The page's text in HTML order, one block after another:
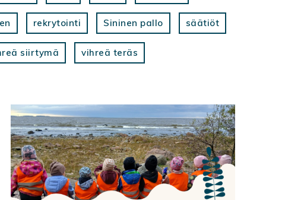
rekrytointi Sininen pallo säätiöt
siirtymä vihreä teräs